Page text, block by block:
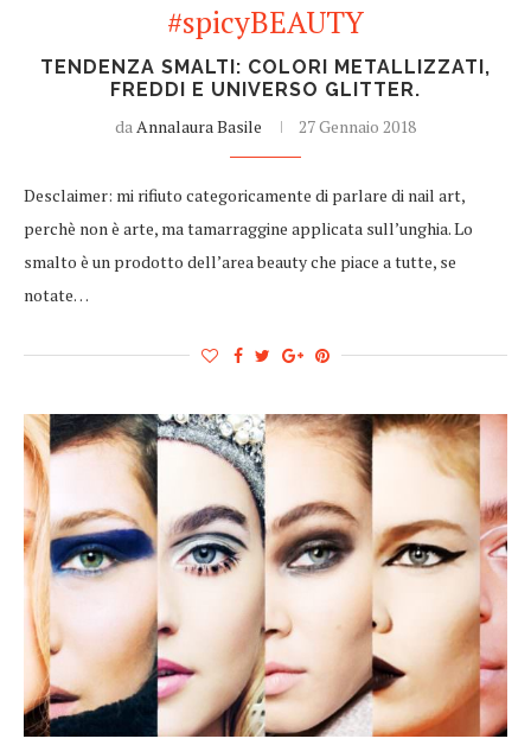
#spicyBEAUTY
TENDENZA SMALTI: COLORI METALLIZZATI,
FREDDI E UNIVERSO GLITTER.
daAnnalaura Basile 27 Gennaio 2018
Desclaimer: mi rifiuto categoricamente di parlare di nail art,
perchè non è arte, ma tamarraggine applicata sull’unghia. Lo
smalto è un prodotto dell’area beauty che piace a tutte, se
notate…